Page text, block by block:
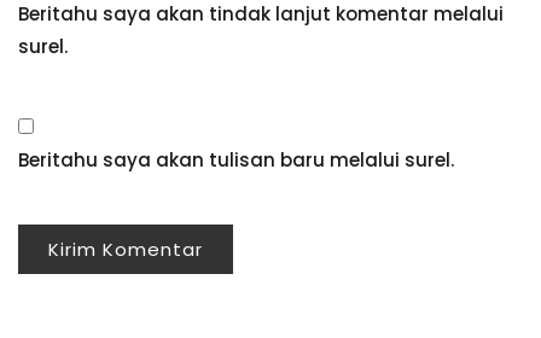
Beritahu saya akan tindak lanjut komentar melalui
surel.
Beritahu saya akan tulisan baru melalui surel.